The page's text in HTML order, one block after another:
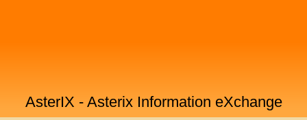
AsterIX - Asterix Information eXchange